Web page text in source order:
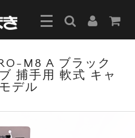
M8 A ブラック
捕手用 軟式 キャ
デル